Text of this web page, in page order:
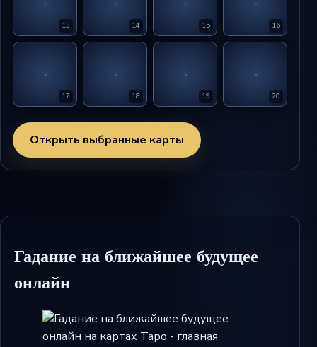
13 14 15 16
17 18 19 20
Открыть выбранные карты
Гадание на ближайшее будущее
онлайн